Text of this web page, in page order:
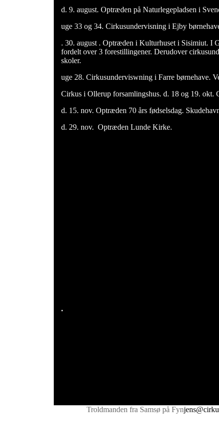
d. 9. august. Optræden på Naturlegepladsen i
uge 33 og 34. Cirkusundervisning i Ejby
. 30. august . Optræden i Kulturhuset i Sisimiut. I
fordelt over 3 forestillingener. Derudover
skoler.
uge 28. Cirkusunderviswning i Farre børnehave.
Cirkus i Ollerup forsamlingshus. d. 18 og 19. okt.
d. 15. nov. Optræden 70 års fødselsdag.
d. 29. nov. Optræden Lunde Kirke.
.
Troldmanden fra Samsø på Fyn